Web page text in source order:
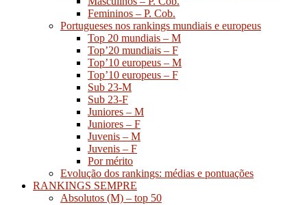
Femininos – P. Cob.
Portugueses nos rankings mundiais e europeus
Top 20 mundiais – M
Top’20 mundiais – F
Top’10 europeus – M
Top’10 europeus – F
Sub 23-M
Sub 23-F
Juniores – M
Juniores – F
Juvenis – M
Juvenis – F
Por mérito
Evolução dos rankings: médias e pontuações
RANKINGS SEMPRE
Absolutos (M) – top 50